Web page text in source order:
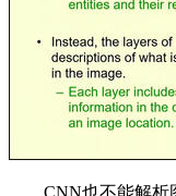
CNN也不能解析